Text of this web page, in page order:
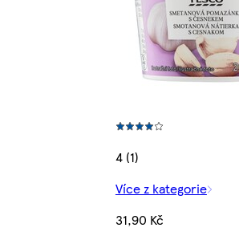
4 (1)
Více z kategorie
31,90 Kč